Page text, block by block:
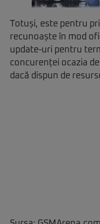
Totuși, este pentru
recunoaște în mod
update-uri pentru
concurenței ocazia
dacă dispun de